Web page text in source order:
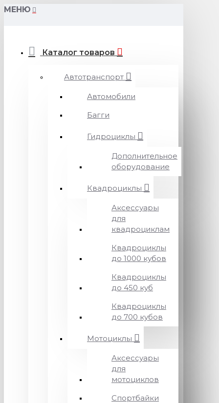
МЕНЮ
Каталог товаров
Автотранспорт
Автомобили
Багги
Гидроциклы
Дополнительное
оборудование
Квадроциклы
Аксессуары
для
квадроциклам
Квадроциклы
до 1000 кубов
Квадроциклы
до 450 куб
Квадроциклы
до 700 кубов
Мотоциклы
Аксессуары
для
мотоциклов
Спортбайки